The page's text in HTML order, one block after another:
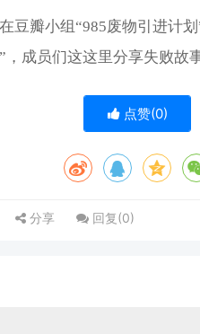
豆瓣小组“985废物引进计
成员们这这里分享失败故
点赞(0)
分享 回复(0)